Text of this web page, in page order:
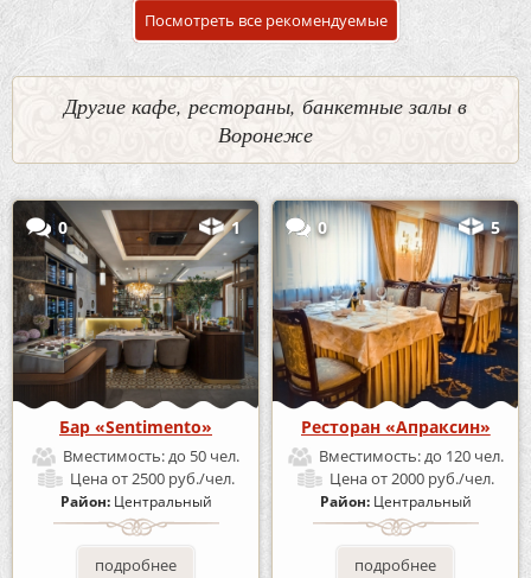
Посмотреть все рекомендуемые
Другие кафе, рестораны, банкетные залы в
Воронеже
0 1
Бар «Sentimento»
Вместимость:до 50 чел.
Ценаот 2500 руб./чел.
Район: Центральный
подробнее
0 5
Ресторан «Апраксин»
Вместимость:до 120 чел.
Ценаот 2000 руб./чел.
Район: Центральный
подробнее